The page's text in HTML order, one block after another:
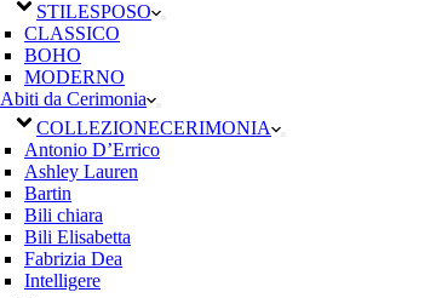
STILESPOSO
CLASSICO
BOHO
MODERNO
Abiti da Cerimonia
COLLEZIONECERIMONIA
Antonio D’Errico
Ashley Lauren
Bartin
Bili chiara
Bili Elisabetta
Fabrizia Dea
Intelligere